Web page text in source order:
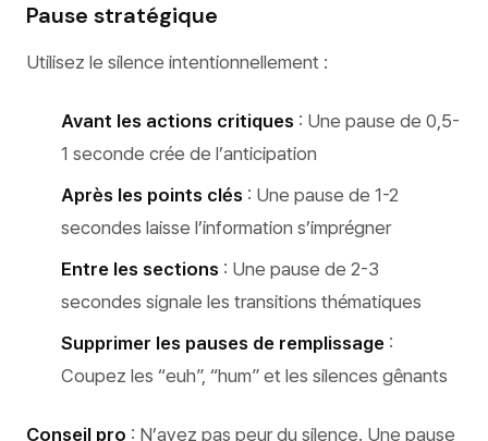
Pause stratégique
Utilisez le silence intentionnellement :
Avant les actions critiques : Une pause de 0,5-
1 seconde crée de l’anticipation
Après les points clés : Une pause de 1-2
secondes laisse l’information s’imprégner
Entre les sections : Une pause de 2-3
secondes signale les transitions thématiques
Supprimer les pauses de remplissage :
Coupez les “euh”, “hum” et les silences gênants
Conseil pro : N’ayez pas peur du silence. Une pause